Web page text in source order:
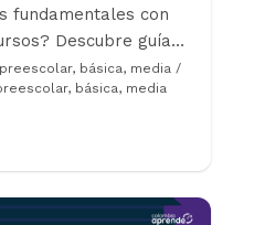
fundamentales con
Descubre guías
y cápsulas
para transformar
básica, media /
básica, media